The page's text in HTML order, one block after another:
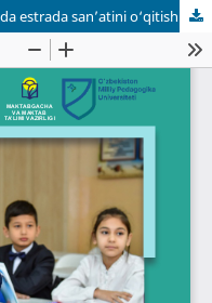
Bolalar musiqa va san’at maktablarida estrada san’atini o‘qitish masalalari (gitara cholg‘usi misolida)